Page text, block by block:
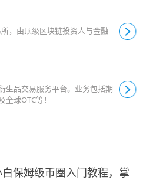
，由顶级区块链投资人与金融
生品交易服务平台。业务包括期
球OTC等！
保姆级币圈入门教程，掌